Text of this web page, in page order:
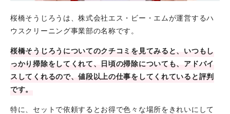
桜橋そうじろうは、株式会社エス・ビー・エムが運営するハ
ウスクリーニング事業部の名称です。
桜橋そうじろうについてのクチコミを見てみると、いつもし
っかり掃除をしてくれて、日頃の掃除についても、アドバイ
スしてくれるので、値段以上の仕事をしてくれていると評判
です。
特に、セットで依頼するとお得で色々な場所をきれいにして